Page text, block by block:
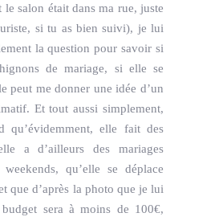
salon était dans ma rue, juste
si tu as bien suivi), je lui
la question pour savoir si
de mariage, si elle se
peut me donner une idée d’un
Et tout aussi simplement,
qu’évidemment, elle fait des
a d’ailleurs des mariages
qu’elle se déplace
que d’après la photo que je lui
sera à moins de 100€,